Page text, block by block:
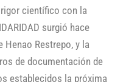
científico con la
surgió hace
Henao Restrepo, y la
de documentación de
establecidos la próxima